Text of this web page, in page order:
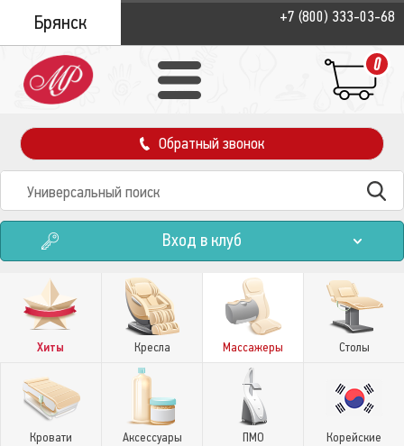
Брянск +7 (800) 333-03-68
0
Обратный звонок
Вход в клуб
Хиты Кресла Массажеры Столы
Кровати Аксессуары ПМО Корейские